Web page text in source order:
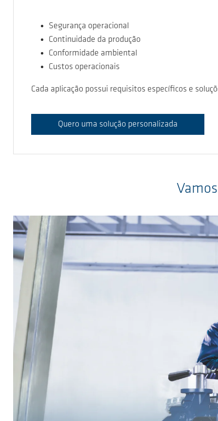
Segurança operacional
Continuidade da produção
Conformidade ambiental
Custos operacionais
Cada aplicação possui requisitos específicos e
Quero uma solução personalizada